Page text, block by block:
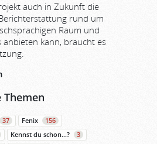
auch in Zukunft die
rund um
Raum und
kann, braucht es
Themen
37 Fenix
156
Kennst du schon…?
3